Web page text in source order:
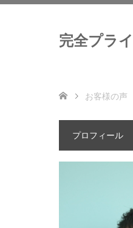
完全プラ
お客様の声
プロフィール